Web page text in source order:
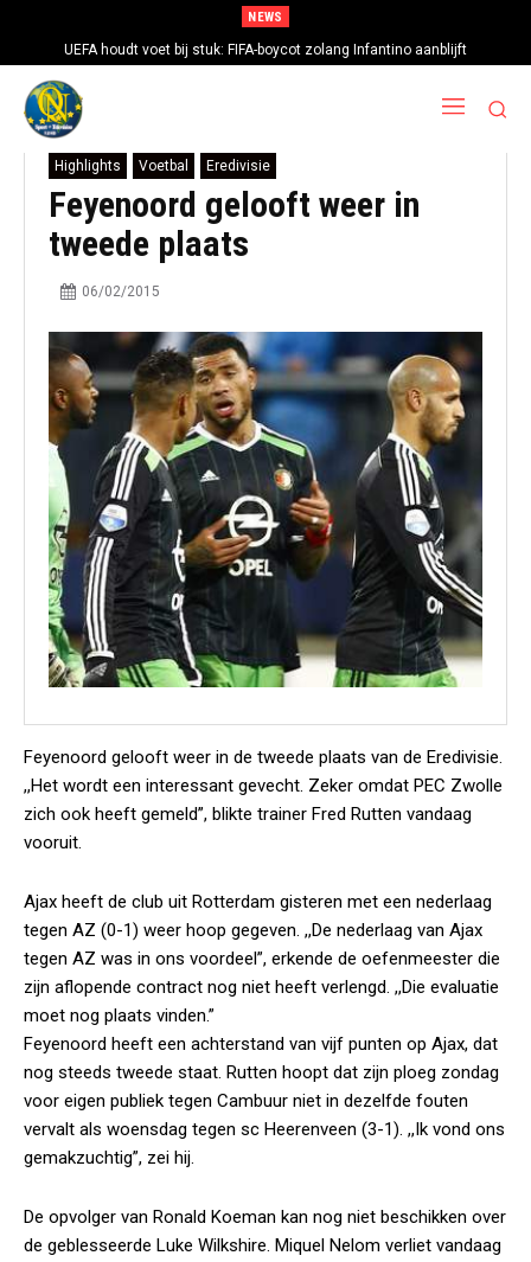
NEWS
UEFA houdt voet bij stuk: FIFA-boycot zolang Infantino aanblijft
Highlights Voetbal Eredivisie
Feyenoord gelooft weer in
tweede plaats
06/02/2015
Feyenoord gelooft weer in de tweede plaats van de Eredivisie.
,,Het wordt een interessant gevecht. Zeker omdat PEC Zwolle
zich ook heeft gemeld”, blikte trainer Fred Rutten vandaag
vooruit.
Ajax heeft de club uit Rotterdam gisteren met een nederlaag
tegen AZ (0-1) weer hoop gegeven. ,,De nederlaag van Ajax
tegen AZ was in ons voordeel”, erkende de oefenmeester die
zijn aflopende contract nog niet heeft verlengd. ,,Die evaluatie
moet nog plaats vinden.”
Feyenoord heeft een achterstand van vijf punten op Ajax, dat
nog steeds tweede staat. Rutten hoopt dat zijn ploeg zondag
voor eigen publiek tegen Cambuur niet in dezelfde fouten
vervalt als woensdag tegen sc Heerenveen (3-1). ,,Ik vond ons
gemakzuchtig”, zei hij.
De opvolger van Ronald Koeman kan nog niet beschikken over
de geblesseerde Luke Wilkshire. Miquel Nelom verliet vandaag